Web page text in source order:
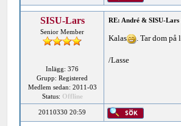
SISU-Lars
Senior Member
Inlägg: 376
Grupp: Registered
Medlem sedan: 2011-03
Status: Offline
RE: André & SISU-
Kalas . Tar dom
/Lasse
20110330 20:59